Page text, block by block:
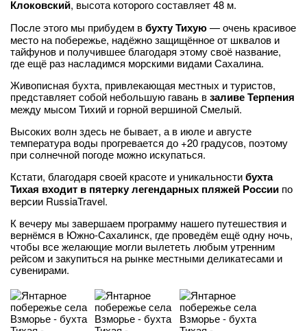
Клоковский, высота которого составляет 48 м.
После этого мы прибудем вбухту Тихую— очень красивое
место на побережье, надёжно защищённое от шквалов и
тайфунов и получившее благодаря этому своё название,
где ещё раз насладимся морскими видами Сахалина.
Живописная бухта, привлекающая местных и туристов,
представляет собой небольшую гавань взаливе Терпения
между мысом Тихий и горной вершиной Смелый.
Высоких волн здесь не бывает, а в июле и августе
температура воды прогревается до +20 градусов, поэтому
при солнечной погоде можно искупаться.
Кстати, благодаря своей красоте и уникальностибухта
Тихая входит в пятерку легендарных пляжей России по
версии RussiaTravel.
К вечеру мы завершаем программу нашего путешествия и
вернёмся в Южно-Сахалинск, где проведём ещё одну ночь,
чтобы все желающие могли вылететь любым утренним
рейсом и закупиться на рынке местными деликатесами и
сувенирами.